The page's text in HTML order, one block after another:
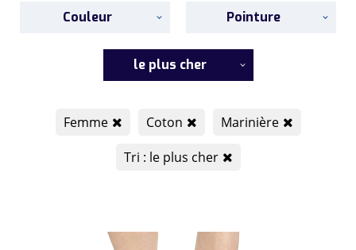
Couleur Pointure
le plus cher
Femme Coton
Marinière
Tri : le plus cher